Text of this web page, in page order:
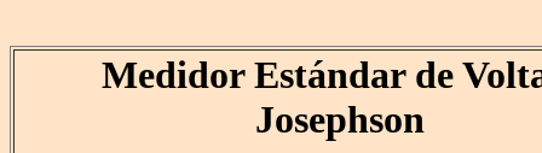
Medidor Estándar de
Josephson